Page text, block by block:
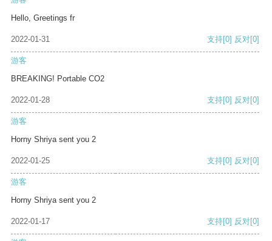
Hello, Greetings fr
2022-01-31 支持[0] 反对[0]
游客
BREAKING! Portable CO2
2022-01-28 支持[0] 反对[0]
游客
Horny Shriya sent you 2
2022-01-25 支持[0] 反对[0]
游客
Horny Shriya sent you 2
2022-01-17 支持[0] 反对[0]